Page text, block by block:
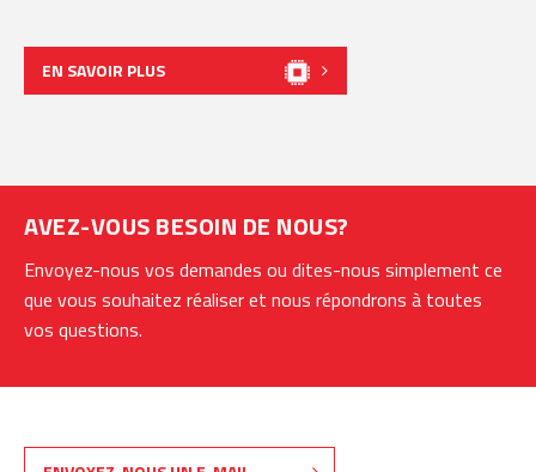
EN SAVOIR PLUS
AVEZ-VOUS BESOIN DE NOUS?
Envoyez-nous vos demandes ou dites-nous simplement ce
que vous souhaitez réaliser et nous répondrons à toutes
vos questions.